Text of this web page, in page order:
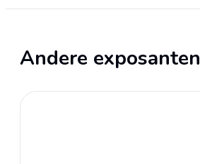
Andere exposanten